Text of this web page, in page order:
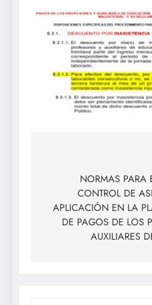
entradas
NORMAS PARA
CONTROL DE
APLICACIÓN EN LA
DE PAGOS DE LOS
AUXILIARES